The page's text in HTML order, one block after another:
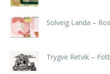
Solveig Landa –
Trygve Retvik –